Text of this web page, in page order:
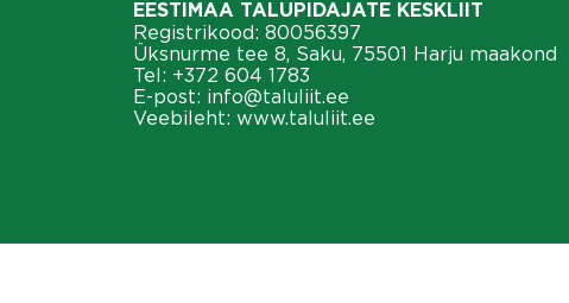
EESTIMAA TALUPIDAJATE KESKLIIT
Registrikood: 80056397
Üksnurme tee 8, Saku, 75501 Harju maakond
Tel: +372 604 1783
E-post: info@taluliit.ee
Veebileht: www.taluliit.ee